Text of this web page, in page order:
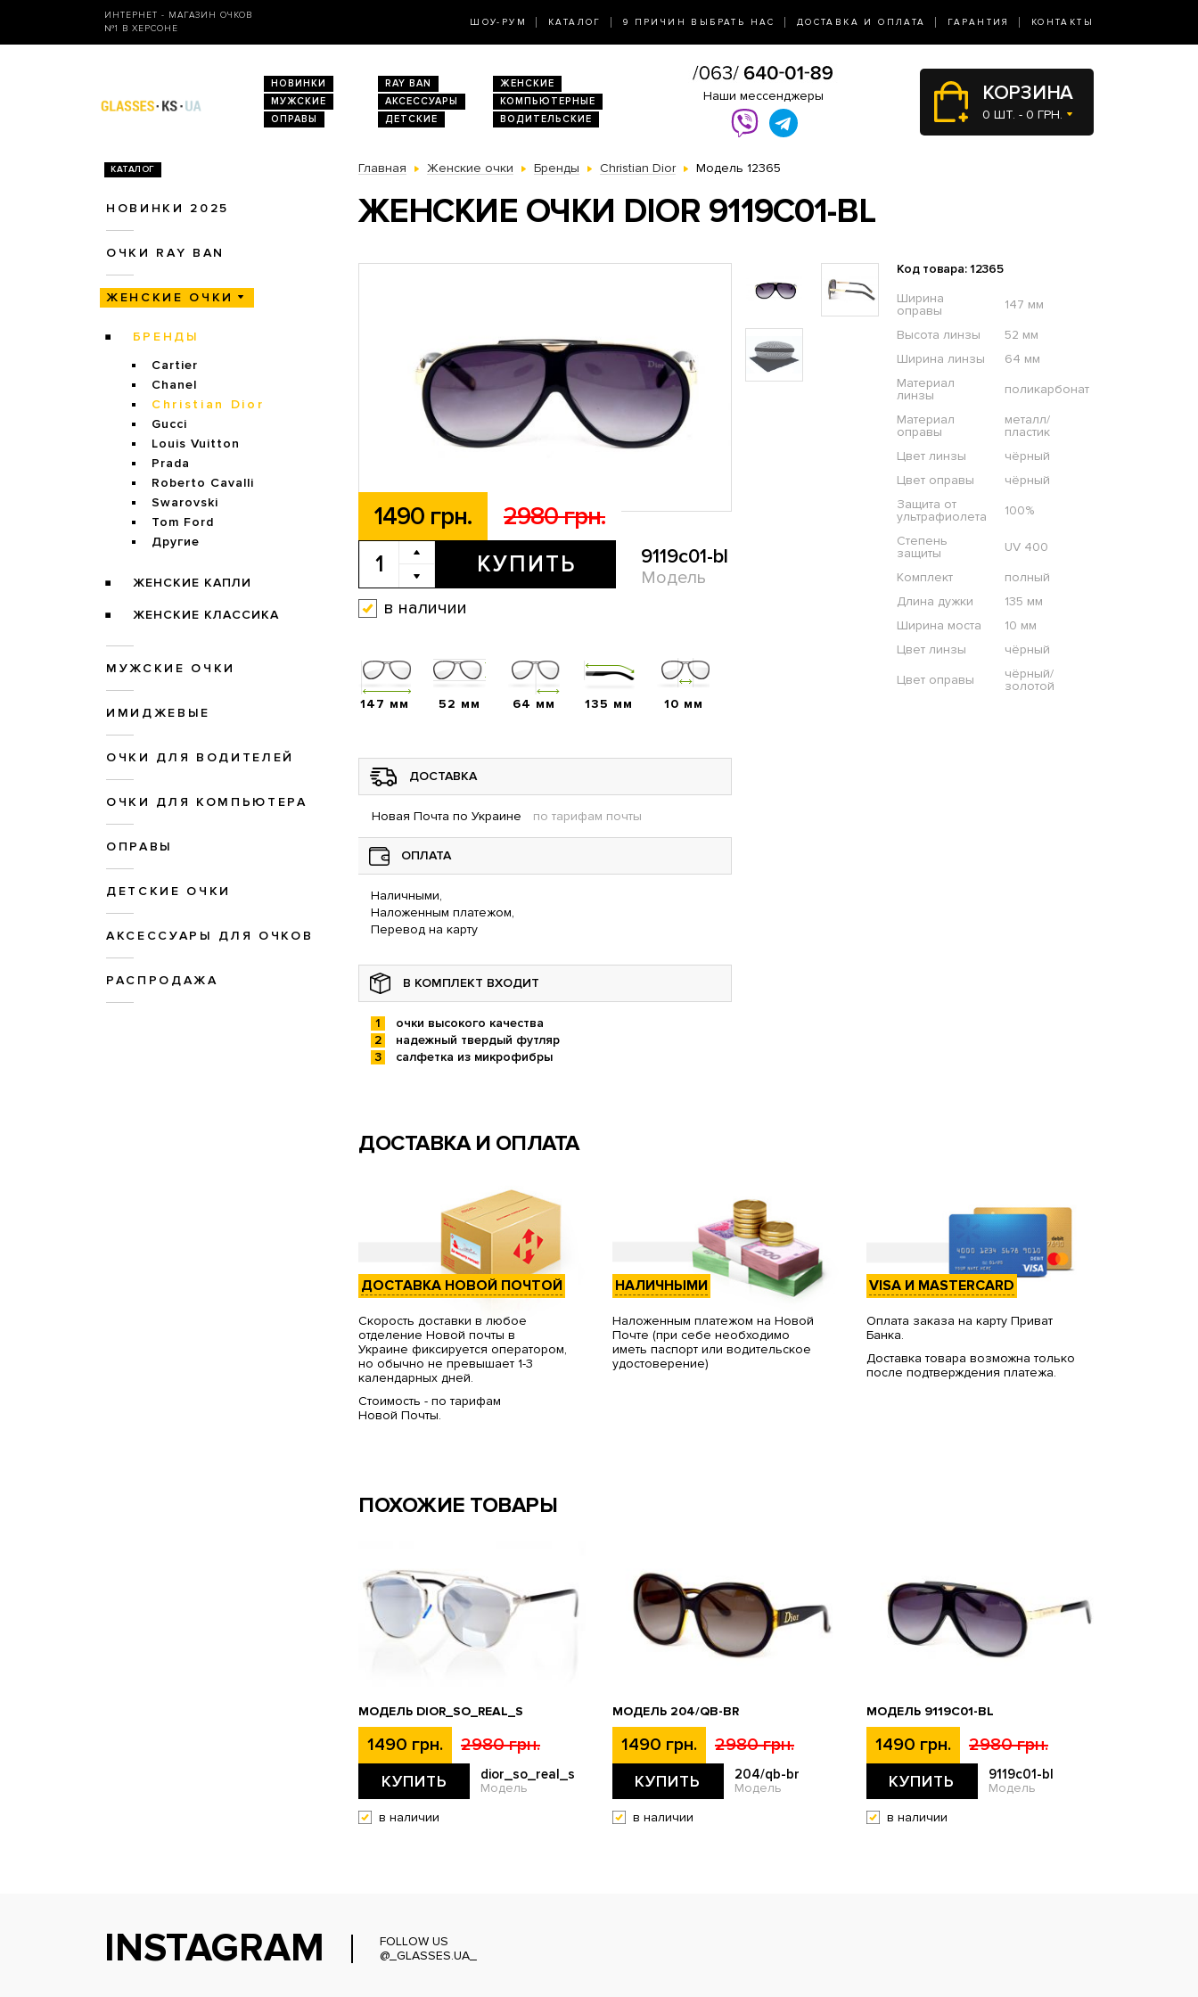
ИНТЕРНЕТ - МАГАЗИН ОЧКОВ
№1 В ХЕРСОНЕ
ШОУ-РУМ КАТАЛОГ 9 ПРИЧИН ВЫБРАТЬ НАС ДОСТАВКА И ОПЛАТА ГАРАНТИЯ КОНТАКТЫ
НОВИНКИ RAY BAN
ЖЕНСКИЕ
МУЖСКИЕ
АКСЕССУАРЫ
КОМПЬЮТЕРНЫЕ
ОПРАВЫ
ДЕТСКИЕ ВОДИТЕЛЬСКИЕ
Наши мессенджеры КОРЗИНА
0 ШТ. - 0 ГРН.
КАТАЛОГ
НОВИНКИ 2025
ОЧКИ RAY BAN
ЖЕНСКИЕ ОЧКИ
БРЕНДЫ
Cartier
Chanel
Christian Dior
Gucci
Louis Vuitton
Prada
Roberto Cavalli
Swarovski
Tom Ford
Другие
ЖЕНСКИЕ КАПЛИ
ЖЕНСКИЕ КЛАССИКА
МУЖСКИЕ ОЧКИ
ИМИДЖЕВЫЕ
ОЧКИ ДЛЯ ВОДИТЕЛЕЙ
ОЧКИ ДЛЯ КОМПЬЮТЕРА
ОПРАВЫ
ДЕТСКИЕ ОЧКИ
АКСЕССУАРЫ ДЛЯ ОЧКОВ
РАСПРОДАЖА
Главная Женские очки Бренды Christian Dior Модель 12365
ЖЕНСКИЕ ОЧКИ DIOR 9119С01-BL
1490 грн. 2980 грн.
КУПИТЬ 9119с01-bl
Модель
в наличии
Код товара: 12365
Ширина
оправы
147 мм
Высота линзы
52 мм
Ширина линзы
64 мм
Материал
линзы
поликарбонат
Материал
оправы
металл/
пластик
Цвет линзы
чёрный
Цвет оправы
чёрный
Защита от
ультрафиолета
100%
Степень
защиты
UV 400
Комплект
полный
Длина дужки
135 мм
Ширина моста
10 мм
Цвет линзы
чёрный
Цвет оправы
чёрный/
золотой
147 мм
52 мм 64 мм 135 мм 10 мм
ДОСТАВКА
Новая Почта по Украине по тарифам почты
ОПЛАТА
Наличными,
Наложенным платежом,
Перевод на карту
В КОМПЛЕКТ ВХОДИТ
очки высокого качества
надежный твердый футляр
салфетка из микрофибры
ДОСТАВКА И ОПЛАТА
ДОСТАВКА НОВОЙ ПОЧТОЙ
Скорость доставки в любое
отделение Новой почты в
Украине фиксируется оператором,
но обычно не превышает 1-3
календарных дней.
Стоимость - по тарифам
Новой Почты.
НАЛИЧНЫМИ
Наложенным платежом на Новой
Почте (при себе необходимо
иметь паспорт или водительское
удостоверение)
VISA И MASTERCARD
Оплата заказа на карту Приват
Банка.
Доставка товара возможна только
после подтверждения платежа.
ПОХОЖИЕ ТОВАРЫ
МОДЕЛЬ DIOR_SO_REAL_S
1490 грн. 2980 грн.
КУПИТЬ dior_so_real_s
Модель
в наличии
МОДЕЛЬ 204/QB-BR
1490 грн. 2980 грн.
КУПИТЬ 204/qb-br
Модель
в наличии
МОДЕЛЬ 9119С01-BL
1490 грн. 2980 грн.
КУПИТЬ 9119с01-bl
Модель
в наличии
INSTAGRAM
FOLLOW US
@_GLASSES.UA_